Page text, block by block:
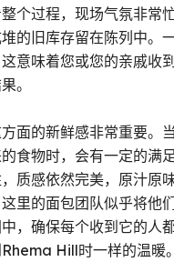
个过程，现场气氛非常
的旧库存留在陈列中。
意味着您或您的亲戚收
。
面的新鲜感非常重要。
食物时，会有一定的满
质感依然完美，原汁原
里的面包团队似乎将他
，确保每个收到它的人
Hill时一样的温暖。